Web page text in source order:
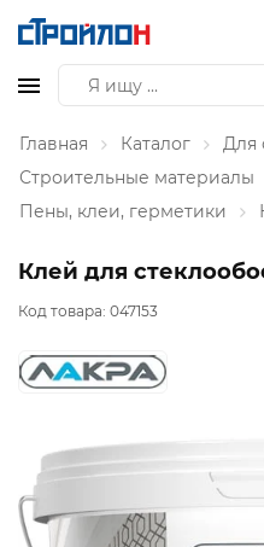
Главная Каталог
Для
Строительные материалы
Пены, клеи, герметики
Клей для
Код товара: 047153